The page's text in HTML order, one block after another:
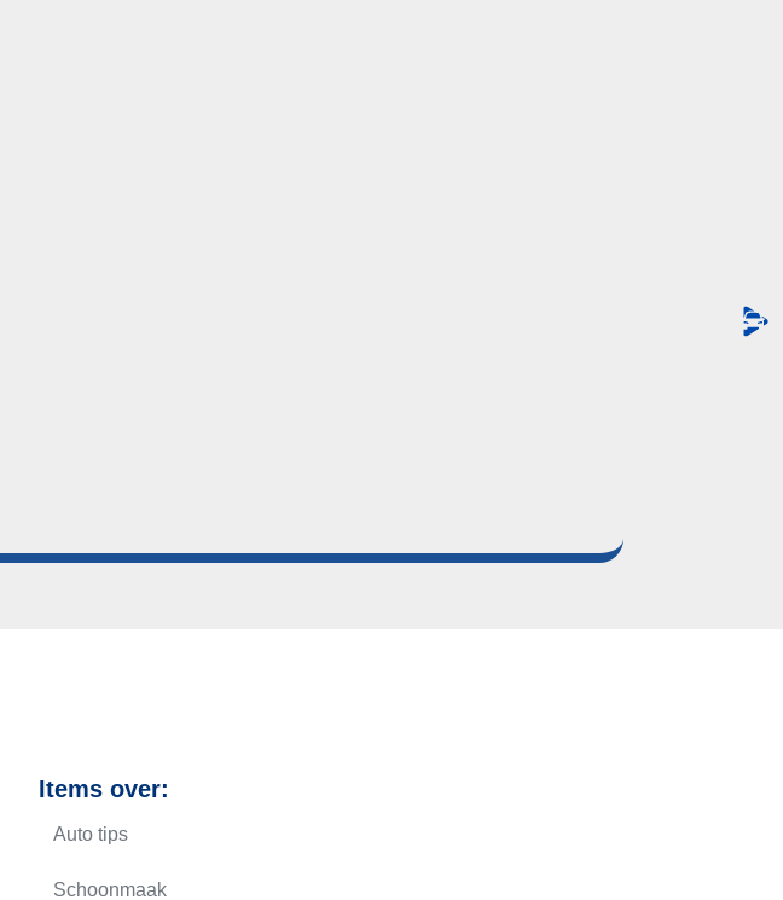
Items over:
Auto tips
Schoonmaak